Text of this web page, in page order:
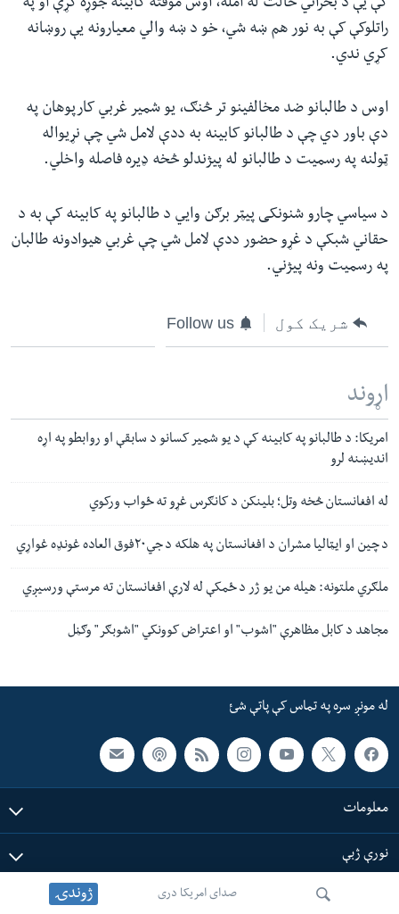
صدای امریکا دری ژوندۍ
راتلوکې کې به نور هم ښه شي، خو د ښه والي معیارونه یې روښانه
کړي ندي.
اوس د طالبانو ضد مخالفینو تر څنګ، یو شمیر غربي کارپوهان په
دې باور دي چې د طالبانو کابینه به ددې لامل شي چې نړیواله
ټولنه په رسمیت د طالبانو له پيژندلو څخه ډیره فاصله واخلي.
د سیاسي‌ چارو شنونکی پیټر برګن وایي د طالبانو په کابینه کې به د
حقاني شبکې د غړو حضور ددې لامل شي چې غربي هیوادونه طالبان
په رسمیت ونه پيژني.
شریک کول Follow us
اړوند
امریکا: د طالبانو په کابینه کې د یو شمیر کسانو د سابقې او روابطو په اړه
اندیښنه لرو
له افغانستان څخه وتل؛ بلینکن د کانګرس غړو ته ځواب ورکوي
د چین او ایټالیا مشران د افغانستان په هلکه د جي۲۰فوق العاده غونډه غواړي
ملګري ملتونه: هیله من یو ژر د ځمکې له لارې افغانستان ته مرستې ورسیږي
مجاهد د کابل مظاهرې "اشوب" او اعتراض کوونکي "اشوبګر" وګڼل
له مونږ سره په تماس کې پاتې شئ
معلومات
نورې ژبې